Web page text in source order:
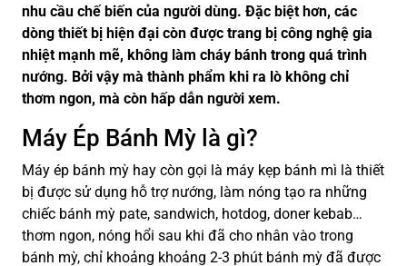
nhu cầu chế biến của người dùng. Đặc biệt hơn, các
dòng thiết bị hiện đại còn được trang bị công nghệ gia
nhiệt mạnh mẽ, không làm cháy bánh trong quá trình
nướng. Bởi vậy mà thành phẩm khi ra lò không chỉ
thơm ngon, mà còn hấp dẫn người xem.
Máy Ép Bánh Mỳ là gì?
Máy ép bánh mỳ hay còn gọi là máy kẹp bánh mì là thiết
bị được sử dụng hỗ trợ nướng, làm nóng tạo ra những
chiếc bánh mỳ pate, sandwich, hotdog, doner kebab…
thơm ngon, nóng hổi sau khi đã cho nhân vào trong
bánh mỳ, chỉ khoảng khoảng 2-3 phút bánh mỳ đã được